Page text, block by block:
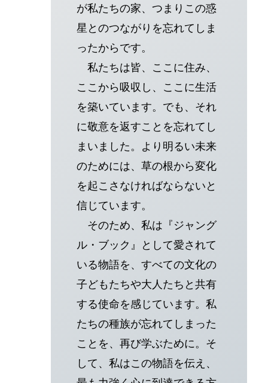
が私たちの家、つまりこの惑
星とのつながりを忘れてしま
ったからです。
私たちは皆、ここに住み、
ここから吸収し、ここに生活
を築いています。でも、それ
に敬意を返すことを忘れてし
まいました。より明るい未来
のためには、草の根から変化
を起こさなければならないと
信じています。
そのため、私は『ジャング
ル・ブック』として愛されて
いる物語を、すべての文化の
子どもたちや大人たちと共有
する使命を感じています。私
たちの種族が忘れてしまった
ことを、再び学ぶために。そ
して、私はこの物語を伝え、